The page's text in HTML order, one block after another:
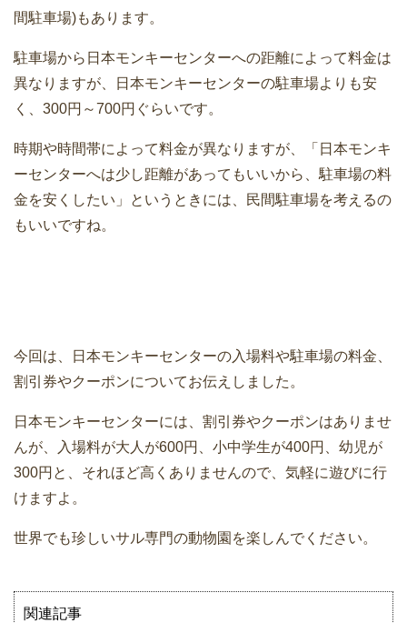
間駐車場)もあります。
駐車場から日本モンキーセンターへの距離によって料金は
異なりますが、日本モンキーセンターの駐車場よりも安
く、300円～700円ぐらいです。
時期や時間帯によって料金が異なりますが、「日本モンキ
ーセンターへは少し距離があってもいいから、駐車場の料
金を安くしたい」というときには、民間駐車場を考えるの
もいいですね。
今回は、日本モンキーセンターの入場料や駐車場の料金、
割引券やクーポンについてお伝えしました。
日本モンキーセンターには、割引券やクーポンはありませ
んが、入場料が大人が600円、小中学生が400円、幼児が
300円と、それほど高くありませんので、気軽に遊びに行
けますよ。
世界でも珍しいサル専門の動物園を楽しんでください。
関連記事